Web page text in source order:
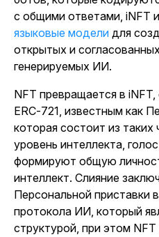
с общими ответами, iNFT
языковые модели для
открытых и
генерируемых ИИ.
NFT превращается в
ERC-721, известным как
которая состоит из таких
уровень интеллекта,
формируют общую
интеллект. Слияние
Персональной приставки
протокола ИИ, который
структурой, при этом